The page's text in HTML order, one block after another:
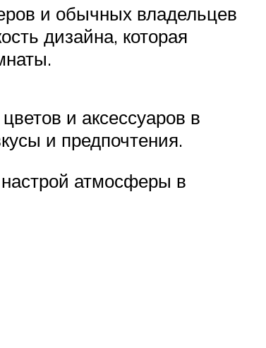
и обычных владельцев
дизайна, которая
и аксессуаров в
и предпочтения.
атмосферы в